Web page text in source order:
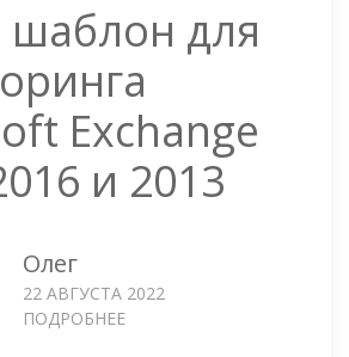
шаблон для
Exchange
и 2013
Олег
22 АВГУСТА 2022
ПОДРОБНЕЕ